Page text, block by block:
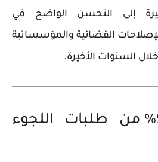
إلى التحسن الواضح في
القضائية والمؤسساتية
السنوات الأخيرة.
🔹 رفض 95% من طلبات اللجوء